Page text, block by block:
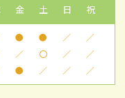
金 土 日 祝
● ● ／ ／
／ 〇 ／ ／
● ／ ／ ／